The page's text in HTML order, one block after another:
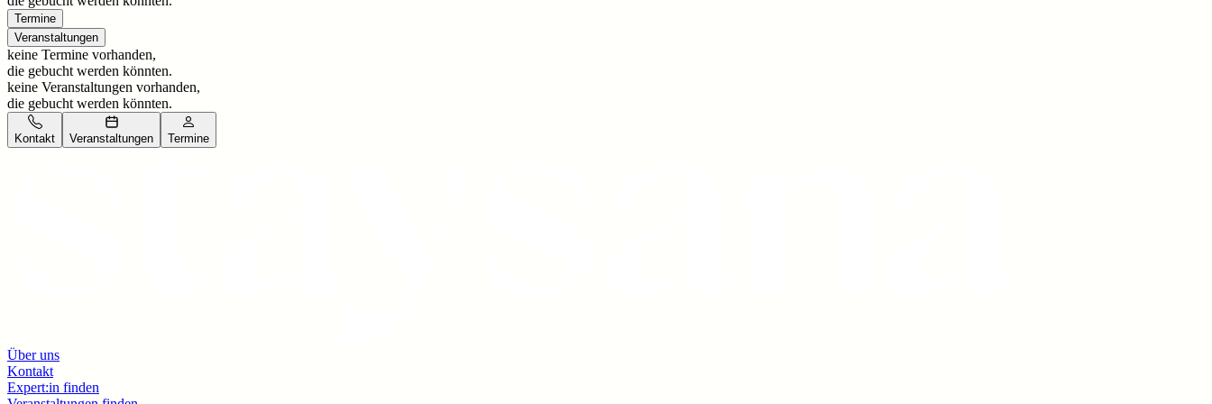
Termine
Veranstaltungen
keine Termine vorhanden,
die gebucht werden könnten.
keine Veranstaltungen vorhanden,
die gebucht werden könnten.
Kontakt Veranstaltungen Termine
Über uns
Kontakt
Expert:in finden